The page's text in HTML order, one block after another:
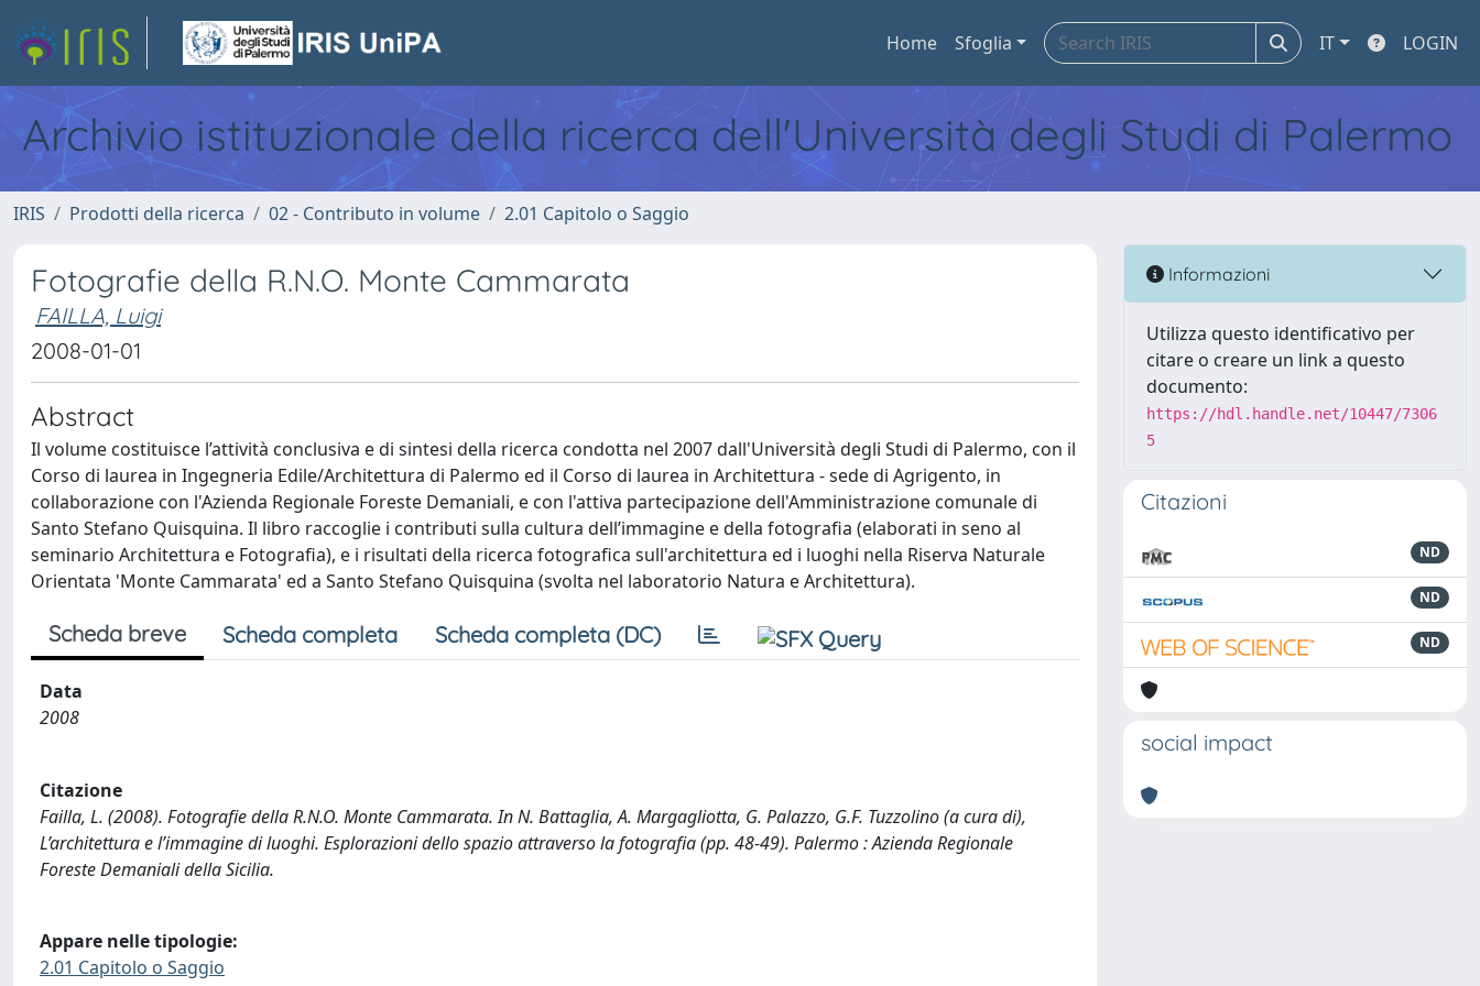
Home Sfoglia IT LOGIN
Archivio istituzionale della ricerca dell'Università degli Studi di Palermo
IRIS Prodotti della ricerca 02 - Contributo in volume 2.01 Capitolo o Saggio
Fotografie della R.N.O. Monte Cammarata
FAILLA, Luigi
2008-01-01
Abstract
Il volume costituisce l’attività conclusiva e di sintesi della ricerca condotta nel 2007 dall'Università degli Studi di Palermo, con il
Corso di laurea in Ingegneria Edile/Architettura di Palermo ed il Corso di laurea in Architettura - sede di Agrigento, in
collaborazione con l'Azienda Regionale Foreste Demaniali, e con l'attiva partecipazione dell'Amministrazione comunale di
Santo Stefano Quisquina. Il libro raccoglie i contributi sulla cultura dell’immagine e della fotografia (elaborati in seno al
seminario Architettura e Fotografia), e i risultati della ricerca fotografica sull'architettura ed i luoghi nella Riserva Naturale
Orientata 'Monte Cammarata' ed a Santo Stefano Quisquina (svolta nel laboratorio Natura e Architettura).
Scheda breve Scheda completa Scheda completa (DC)
Data
2008
Citazione
Failla, L. (2008). Fotografie della R.N.O. Monte Cammarata. In N. Battaglia, A. Margagliotta, G. Palazzo, G.F. Tuzzolino (a cura di),
L’architettura e l’immagine di luoghi. Esplorazioni dello spazio attraverso la fotografia (pp. 48-49). Palermo : Azienda Regionale
Foreste Demaniali della Sicilia.
Appare nelle tipologie:
2.01 Capitolo o Saggio
Informazioni
Utilizza questo identificativo per
citare o creare un link a questo
documento:
https://hdl.handle.net/10447/7306
5
Citazioni
ND
ND
ND
social impact